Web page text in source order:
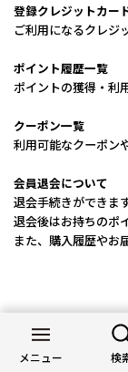
メニュー 検
登録クレジットカー
ご利用になるクレジ
ポイント履歴一覧
ポイントの獲得・利
クーポン一覧
利用可能なクーポン
会員退会について
退会手続きができます
退会後はお持ちのポ
また、購入履歴やお
お届けについ